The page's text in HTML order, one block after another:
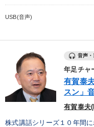
USB(音声)
音声
年足チャ
有賀泰
スン」
有賀泰夫
株式講話シリーズ１０年間